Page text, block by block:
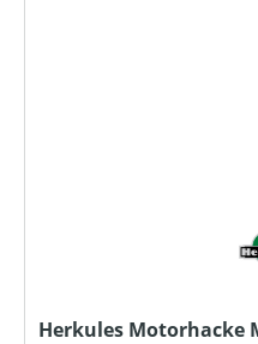
Herkules Motorhacke